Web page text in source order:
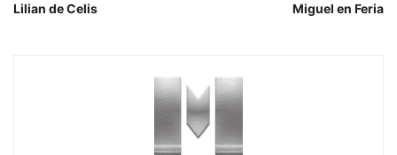
Lilian de Celis
Miguel en Feria